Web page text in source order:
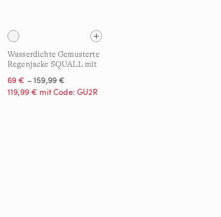
Wasserdichte Gemusterte
Regenjacke SQUALL mit
Plus-Größe
69 € – 159,99 €
119,99 € mit Code: GU2R